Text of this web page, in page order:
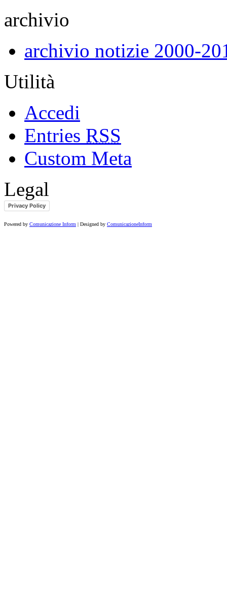
archivio
archivio notizie 2000-
Utilità
Accedi
Entries RSS
Custom Meta
Legal
Privacy Policy
Powered by Comunicazione Inform | Designed by ComunicazioneInform